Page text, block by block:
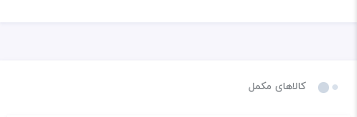
کالاهای مکمل